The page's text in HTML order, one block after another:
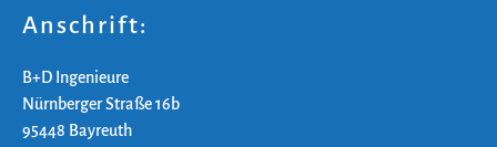
Anschrift:
B+D Ingenieure
Nürnberger Straße 16b
95448 Bayreuth